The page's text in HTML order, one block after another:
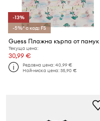
-13%
-5%* с код: FS
Guess Плажна кърпа от памук
Текуща цена:
30,99 €
Редовна цена:40,99 €
Най-ниска цена:35,90 €